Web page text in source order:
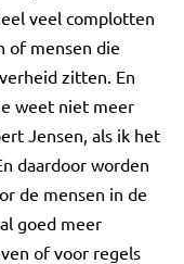
veel complotten
of mensen die
zitten. En
weet niet meer
Jensen, als ik het
daardoor worden
de mensen in de
goed meer
of voor regels